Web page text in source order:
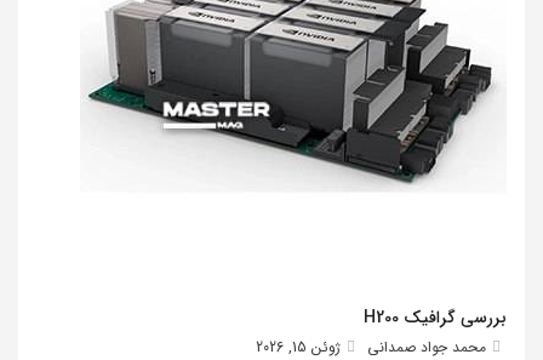
بررسی گرافیک H200
محمد جواد صمدانی ژوئن 15, 2026